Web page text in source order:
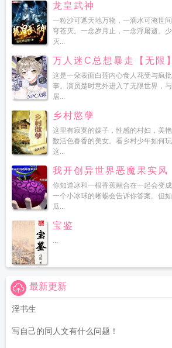
龙皇武神
一粒沙可遮天地万物，一滴水可淹世
穹苍灭。一念岁月止，一念浮屠逝。
灭...
万人迷C总想暴走【无限】
这是一朵表面白莲内心食人花受与疯
事。演员楚时意外进入了无限世界，
居...
乡村慾孽
这里有寂寞的嫂子，性感的村妇，美
数活色春香的美女。看乡村少年如何
这...
我开创异世界恶魔果实风
你知道冰和一根香蕉融合在一起会变
一个小冰球的蜥蜴会告诉你答案。但
瓜...
宝鉴
...
最新更新
淫书生
写自己的同人文有什么问题！